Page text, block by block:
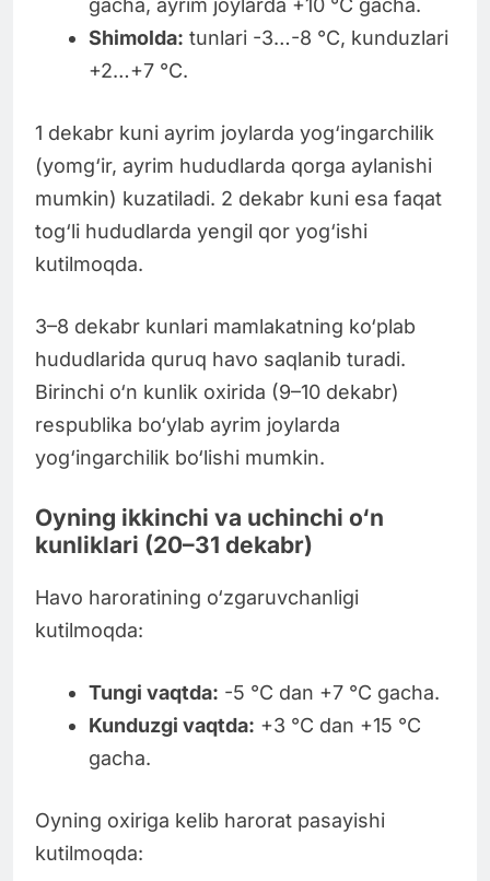
Shimolda: tunlari -3…-8 °C, kunduzlari
+2…+7 °C.
1 dekabr kuni ayrim joylarda yog‘ingarchilik
(yomg‘ir, ayrim hududlarda qorga aylanishi
mumkin) kuzatiladi. 2 dekabr kuni esa faqat
tog‘li hududlarda yengil qor yog‘ishi
kutilmoqda.
3–8 dekabr kunlari mamlakatning ko‘plab
hududlarida quruq havo saqlanib turadi.
Birinchi o‘n kunlik oxirida (9–10 dekabr)
respublika bo‘ylab ayrim joylarda
yog‘ingarchilik bo‘lishi mumkin.
Oyning ikkinchi va uchinchi o‘n
kunliklari (20–31 dekabr)
Havo haroratining o‘zgaruvchanligi
kutilmoqda:
Tungi vaqtda: -5 °C dan +7 °C gacha.
Kunduzgi vaqtda: +3 °C dan +15 °C
gacha.
Oyning oxiriga kelib harorat pasayishi
kutilmoqda: